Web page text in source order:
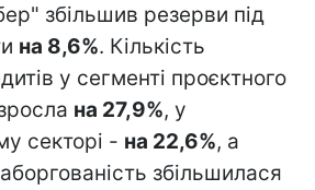
збільшив резерви під
на 8,6%. Кількість
у сегменті проєктного
на 27,9%, у
секторі - на 22,6%, а
збільшилася